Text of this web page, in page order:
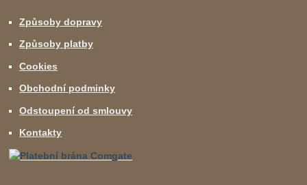
Způsoby dopravy
Způsoby platby
Cookies
Obchodní podminky
Odstoupení od smlouvy
Kontakty